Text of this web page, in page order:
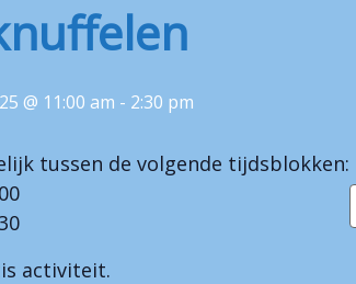
@ 11:00 am - 2:30 pm
tussen de volgende tijdsblokken:
activiteit.